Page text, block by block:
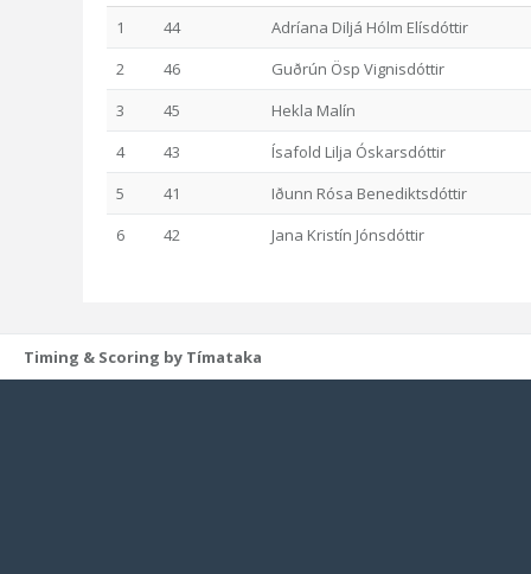
1
44
Adríana Diljá Hólm Elísdóttir
2
46
Guðrún Ösp Vignisdóttir
3
45
Hekla Malín
4
43
Ísafold Lilja Óskarsdóttir
5
41
Iðunn Rósa Benediktsdóttir
6
42 Jana Kristín Jónsdóttir
Timing & Scoring by Tímataka